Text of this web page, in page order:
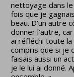
nettoyage dans
fois que je
beau. D’un autre
donner l’autre,
ai réfléchi toute la
compris que si je
faisais aussi un
je le lui ai donné.